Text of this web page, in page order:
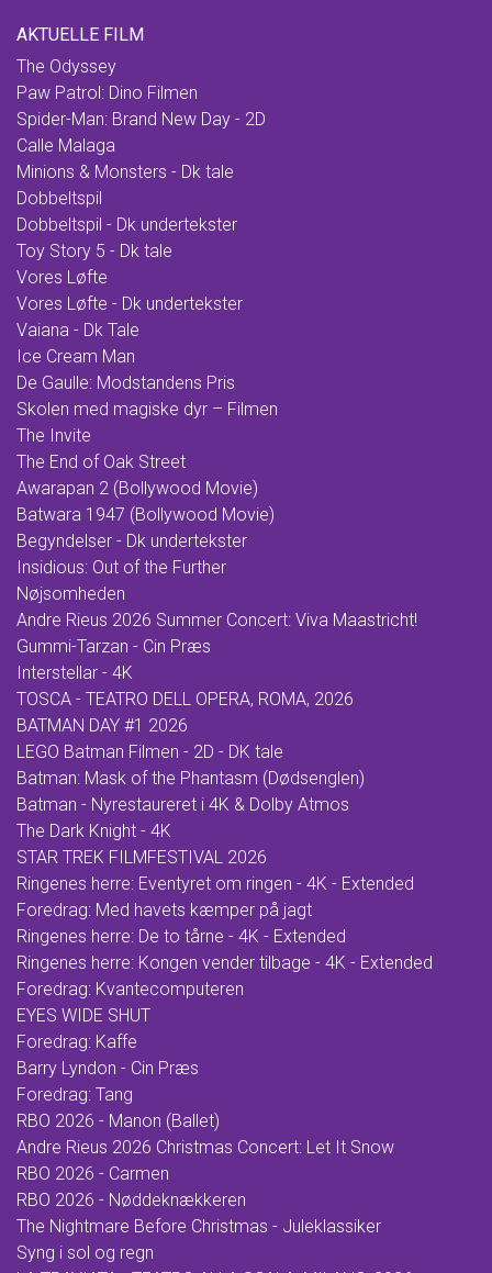
AKTUELLE FILM
The Odyssey
Paw Patrol: Dino Filmen
Spider-Man: Brand New Day - 2D
Calle Malaga
Minions & Monsters - Dk tale
Dobbeltspil
Dobbeltspil - Dk undertekster
Toy Story 5 - Dk tale
Vores Løfte
Vores Løfte - Dk undertekster
Vaiana - Dk Tale
Ice Cream Man
De Gaulle: Modstandens Pris
Skolen med magiske dyr – Filmen
The Invite
The End of Oak Street
Awarapan 2 (Bollywood Movie)
Batwara 1947 (Bollywood Movie)
Begyndelser - Dk undertekster
Insidious: Out of the Further
Nøjsomheden
Andre Rieus 2026 Summer Concert: Viva Maastricht!
Gummi-Tarzan - Cin Præs
Interstellar - 4K
TOSCA - TEATRO DELL OPERA, ROMA, 2026
BATMAN DAY #1 2026
LEGO Batman Filmen - 2D - DK tale
Batman: Mask of the Phantasm (Dødsenglen)
Batman - Nyrestaureret i 4K & Dolby Atmos
The Dark Knight - 4K
STAR TREK FILMFESTIVAL 2026
Ringenes herre: Eventyret om ringen - 4K - Extended
Foredrag: Med havets kæmper på jagt
Ringenes herre: De to tårne - 4K - Extended
Ringenes herre: Kongen vender tilbage - 4K - Extended
Foredrag: Kvantecomputeren
EYES WIDE SHUT
Foredrag: Kaffe
Barry Lyndon - Cin Præs
Foredrag: Tang
RBO 2026 - Manon (Ballet)
Andre Rieus 2026 Christmas Concert: Let It Snow
RBO 2026 - Carmen
RBO 2026 - Nøddeknækkeren
The Nightmare Before Christmas - Juleklassiker
Syng i sol og regn